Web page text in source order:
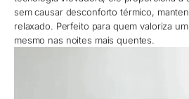
sem causar desconforto térmico,
relaxado. Perfeito para quem valoriza
mesmo nas noites mais quentes.